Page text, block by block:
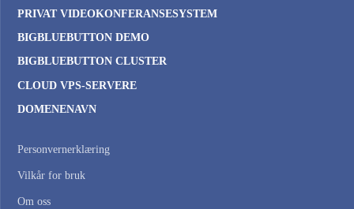
PRIVAT VIDEOKONFERANSESYSTEM
BIGBLUEBUTTON DEMO
BIGBLUEBUTTON CLUSTER
CLOUD VPS-SERVERE
DOMENENAVN
Personvernerklæring
Vilkår for bruk
Om oss